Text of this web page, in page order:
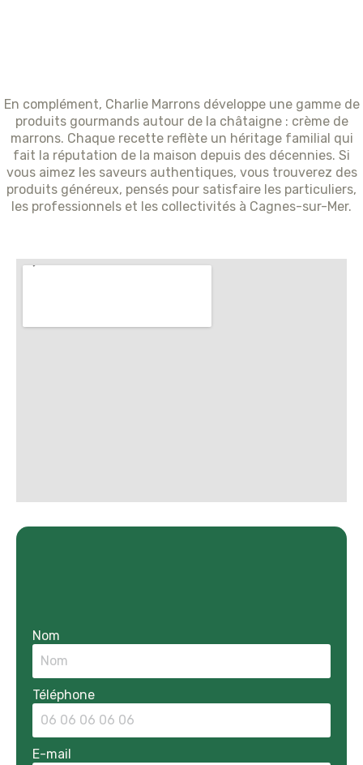
En complément, Charlie Marrons développe une gamme de
produits gourmands autour de la châtaigne : crème de
marrons. Chaque recette reflète un héritage familial qui
fait la réputation de la maison depuis des décennies. Si
vous aimez les saveurs authentiques, vous trouverez des
produits généreux, pensés pour satisfaire les particuliers,
les professionnels et les collectivités à Cagnes-sur-Mer.
Nom
Téléphone
E-mail